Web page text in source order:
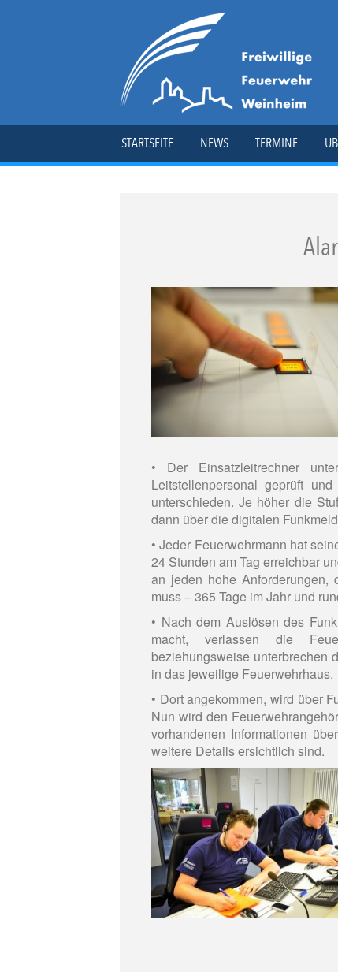
STARTSEITE NEWS TERMINE
• Der Einsatzleitrechner
Leitstellenpersonal geprüft
unterschieden. Je höher die
dann über die digitalen
• Jeder Feuerwehrmann hat
24 Stunden am Tag erreichbar
an jeden hohe Anforderungen,
muss – 365 Tage im Jahr und
• Nach dem Auslösen des
macht, verlassen die
beziehungsweise unterbrechen
in das jeweilige Feuerwehrhaus.
• Dort angekommen, wird über
Nun wird den
vorhandenen Informationen
weitere Details ersichtlich sind.